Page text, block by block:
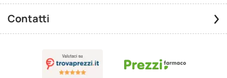
Contatti